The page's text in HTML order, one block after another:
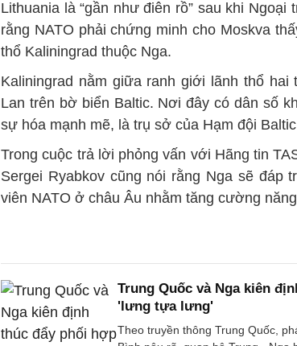
Lithuania là “gần như điên rồ” sau khi
rằng NATO phải chứng minh cho Moskva
thổ Kaliningrad thuộc Nga.
Kaliningrad nằm giữa ranh giới lãnh thổ hai
Lan trên bờ biển Baltic. Nơi đây có dân số
sự hóa mạnh mẽ, là trụ sở của Hạm đội
Trong cuộc trả lời phỏng vấn với Hãng tin
Sergei Ryabkov cũng nói rằng Nga sẽ đáp
viên NATO ở châu Âu nhằm tăng cường
Trung Quốc và Nga kiên
'lưng tựa lưng'
Theo truyền thông Trung Quốc,